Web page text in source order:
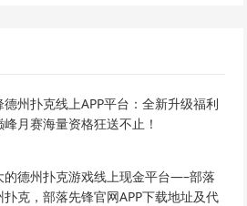
德州扑克线上APP平台：全新升级福利
月赛海量资格狂送不止！
的德州扑克游戏线上现金平台—–部落
扑克，部落先锋官网APP下载地址及代